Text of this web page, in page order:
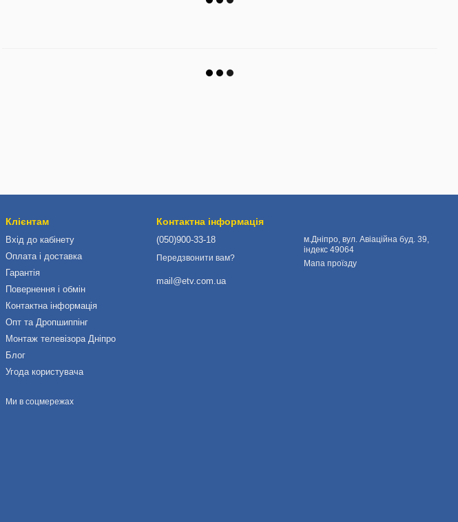
Клієнтам
Вхід до кабінету
Оплата і доставка
Гарантія
Повернення і обмін
Контактна інформація
Опт та Дропшиппінг
Монтаж телевізора Дніпро
Блог
Угода користувача
Ми в соцмережах
Контактна інформація
(050)900-33-18
Передзвонити вам?
mail@etv.com.ua
м.Дніпро, вул. Авіаційна буд. 39,
індекс 49064
Мапа проїзду